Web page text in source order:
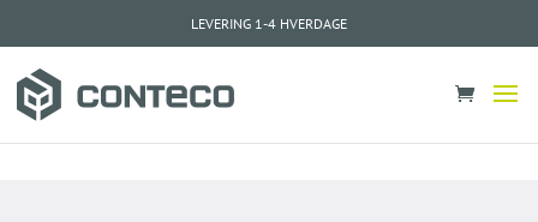
LEVERING 1-4 HVERDAGE